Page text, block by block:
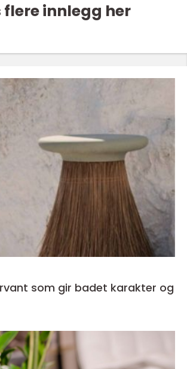
flere innlegg her
som gir badet karakter og